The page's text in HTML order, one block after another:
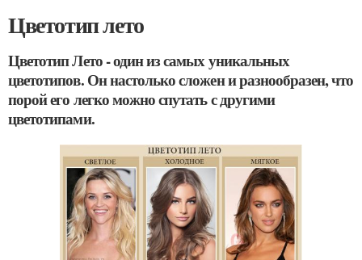
Цветотип лето
Цветотип Лето - один из самых уникальных
цветотипов. Он настолько сложен и разнообразен, что
порой его легко можно спутать с другими
цветотипами.